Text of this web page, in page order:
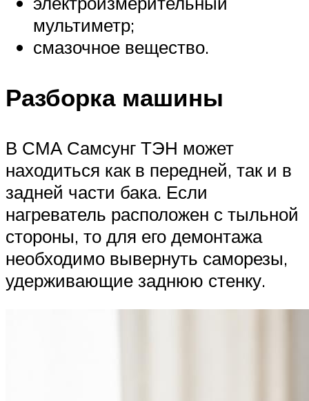
мультиметр;
смазочное вещество.
Разборка машины
В СМА Самсунг ТЭН может
находиться как в передней, так и в
задней части бака. Если
нагреватель расположен с тыльной
стороны, то для его демонтажа
необходимо вывернуть саморезы,
удерживающие заднюю стенку.